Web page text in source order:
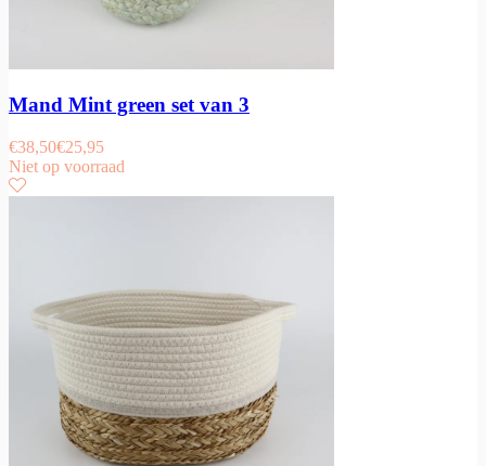
Mand Mint green set van 3
€38,50€25,95
Niet op voorraad